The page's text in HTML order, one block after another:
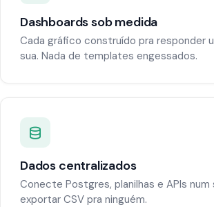
Dashboards sob medida
Cada gráfico construído pra responder
sua. Nada de templates engessados.
Dados centralizados
Conecte Postgres, planilhas e APIs num
exportar CSV pra ninguém.